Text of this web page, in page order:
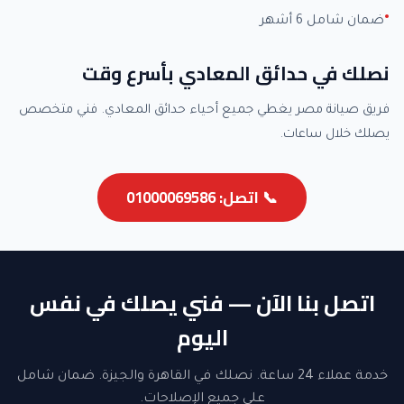
ضمان شامل 6 أشهر
نصلك في حدائق المعادي بأسرع وقت
فريق صيانة مصر يغطي جميع أحياء حدائق المعادي. فني متخصص
يصلك خلال ساعات.
📞 اتصل: 01000069586
اتصل بنا الآن — فني يصلك في نفس
اليوم
خدمة عملاء 24 ساعة. نصلك في القاهرة والجيزة. ضمان شامل
على جميع الإصلاحات.